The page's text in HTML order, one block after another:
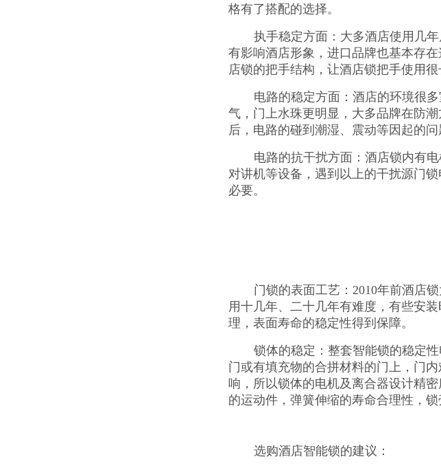
格有了搭配的选择。
执手稳定方面：大多酒店使用几
有影响酒店形象，进口品牌也基本存
店锁的把手结构，让酒店锁把手使用
电路的稳定方面：酒店的环境很
气，门上水珠更明显，大多品牌在防
后，电路的碰到潮湿、震动等因起的问
电路的抗干扰方面：酒店锁内有
对讲机等设备，遇到以上的干扰源门
必要。
门锁的表面工艺：2010年前酒店
用十几年、二十几年有难度，有些安
理，表面寿命的稳定性得到保障。
锁体的稳定：整套智能锁的稳定
门或有填充物的合拼材料的门上，门
响，所以锁体的电机及离合器设计精
的运动件，弹簧伸缩的寿命合理性，
选购酒店智能锁的建议：